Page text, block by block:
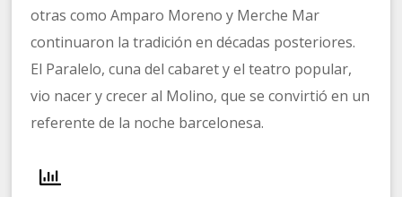
otras como Amparo Moreno y Merche Mar
continuaron la tradición en décadas posteriores.
El Paralelo, cuna del cabaret y el teatro popular,
vio nacer y crecer al Molino, que se convirtió en un
referente de la noche barcelonesa.